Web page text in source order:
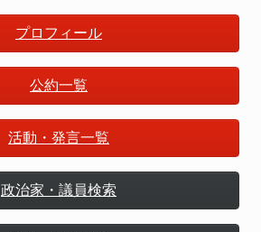
プロフィール
公約一覧
活動・発言一覧
政治家・議員検索